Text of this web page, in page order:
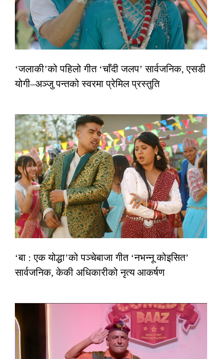
‘जलाकी’को पहिलो गीत ‘चाँदी जलप’ सार्वजनिक, एसडी
योगी–अञ्जु पन्तको स्वरमा प्रेमिल प्रस्तुति
‘बा : एक योद्धा’को पञ्चेबाजा गीत ‘नभन्नू कोइसित’
सार्वजनिक, केकी अधिकारीको नृत्य आकर्षण